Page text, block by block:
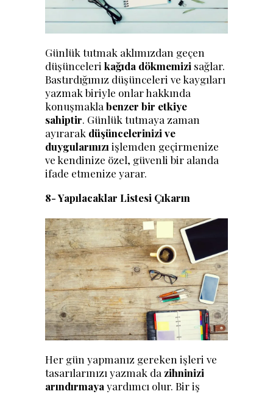
Günlük tutmak aklımızdan geçen
düşünceleri kağıda dökmemizi sağlar.
Bastırdığımız düşünceleri ve kaygıları
yazmak biriyle onlar hakkında
konuşmakla benzer bir etkiye
sahiptir. Günlük tutmaya zaman
ayırarak düşüncelerinizi ve
duygularınızı işlemden geçirmenize
ve kendinize özel, güvenli bir alanda
ifade etmenize yarar.
8- Yapılacaklar Listesi Çıkarın
Her gün yapmanız gereken işleri ve
tasarılarınızı yazmak da zihninizi
arındırmaya yardımcı olur. Bir iş